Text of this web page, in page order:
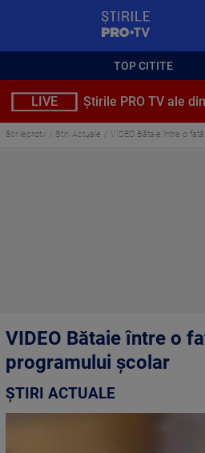
TOP CITITE
LIVE Știrile PRO TV ale
Stirileprotv Știri Actuale VIDEO Bătaie între o
VIDEO Bătaie între o
programului școlar
ȘTIRI ACTUALE